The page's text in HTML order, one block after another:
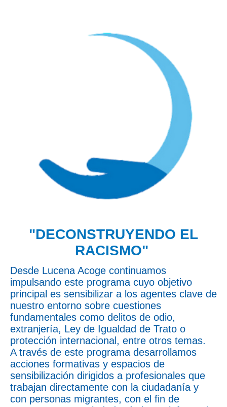
"DECONSTRUYENDO EL
RACISMO"
Desde Lucena Acoge continuamos
impulsando este programa cuyo objetivo
principal es sensibilizar a los agentes clave de
nuestro entorno sobre cuestiones
fundamentales como delitos de odio,
extranjería, Ley de Igualdad de Trato o
protección internacional, entre otros temas.
A través de este programa desarrollamos
acciones formativas y espacios de
sensibilización dirigidos a profesionales que
trabajan directamente con la ciudadanía y
con personas migrantes, con el fin de